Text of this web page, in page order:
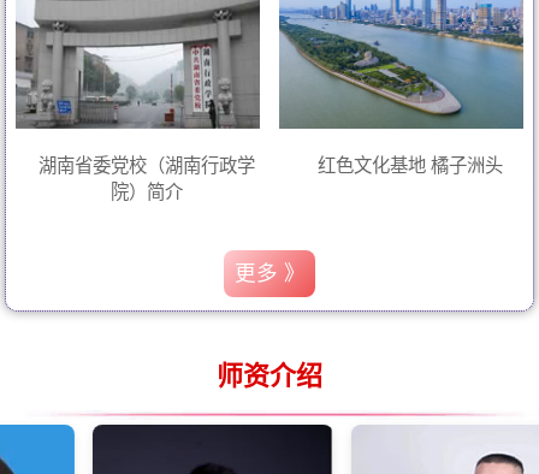
湖南省委党校（湖南行政学
院）简介
红色文化基地 橘子洲头
更多 》
师资介绍